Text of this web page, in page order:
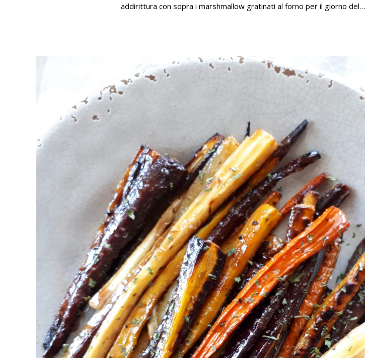
addirittura con sopra i marshmallow gratinati al forno per il giorno del…